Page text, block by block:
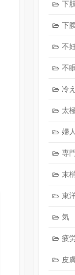
下
下
不
不
冷
太
婦
専
末
東
気
疲
皮